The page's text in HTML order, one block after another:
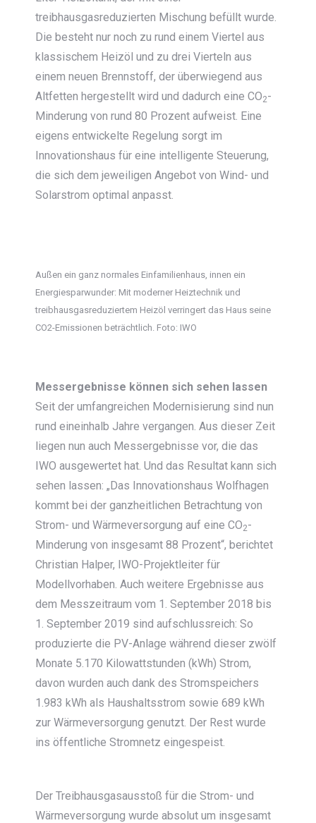
treibhausgasreduzierten Mischung befüllt wurde.
Die besteht nur noch zu rund einem Viertel aus
klassischem Heizöl und zu drei Vierteln aus
einem neuen Brennstoff, der überwiegend aus
Altfetten hergestellt wird und dadurch eine CO2-
Minderung von rund 80 Prozent aufweist. Eine
eigens entwickelte Regelung sorgt im
Innovationshaus für eine intelligente Steuerung,
die sich dem jeweiligen Angebot von Wind- und
Solarstrom optimal anpasst.
Außen ein ganz normales Einfamilienhaus, innen ein
Energiesparwunder: Mit moderner Heiztechnik und
treibhausgasreduziertem Heizöl verringert das Haus seine
CO2-Emissionen beträchtlich. Foto: IWO
Messergebnisse können sich sehen lassen
Seit der umfangreichen Modernisierung sind nun
rund eineinhalb Jahre vergangen. Aus dieser Zeit
liegen nun auch Messergebnisse vor, die das
IWO ausgewertet hat. Und das Resultat kann sich
sehen lassen: „Das Innovationshaus Wolfhagen
kommt bei der ganzheitlichen Betrachtung von
Strom- und Wärmeversorgung auf eine CO2-
Minderung von insgesamt 88 Prozent“, berichtet
Christian Halper, IWO-Projektleiter für
Modellvorhaben. Auch weitere Ergebnisse aus
dem Messzeitraum vom 1. September 2018 bis
1. September 2019 sind aufschlussreich: So
produzierte die PV-Anlage während dieser zwölf
Monate 5.170 Kilowattstunden (kWh) Strom,
davon wurden auch dank des Stromspeichers
1.983 kWh als Haushaltsstrom sowie 689 kWh
zur Wärmeversorgung genutzt. Der Rest wurde
ins öffentliche Stromnetz eingespeist.
Der Treibhausgasausstoß für die Strom- und
Wärmeversorgung wurde absolut um insgesamt